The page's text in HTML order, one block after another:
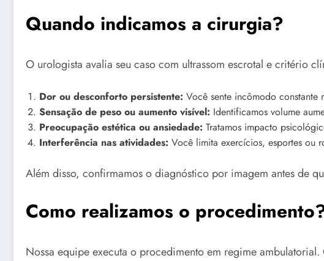
Quando indicamos a cirurgia?
O urologista avalia seu caso com ultrassom escrotal e critério
Dor ou desconforto persistente: Você sente incômodo constante
Sensação de peso ou aumento visível: Identificamos volume
Preocupação estética ou ansiedade: Tratamos impacto
Interferência nas atividades: Você limita exercícios, esportes ou
Além disso, confirmamos o diagnóstico por imagem antes de
Como realizamos o
Nossa equipe executa o procedimento em regime